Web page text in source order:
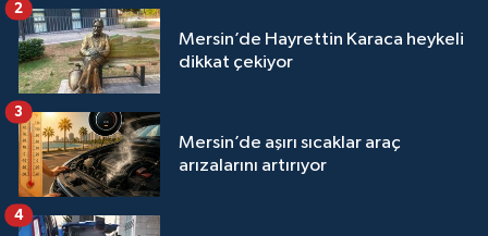
Mersin’de Hayrettin Karaca heykeli
dikkat çekiyor
2
Mersin’de aşırı sıcaklar araç
arızalarını artırıyor
3
4